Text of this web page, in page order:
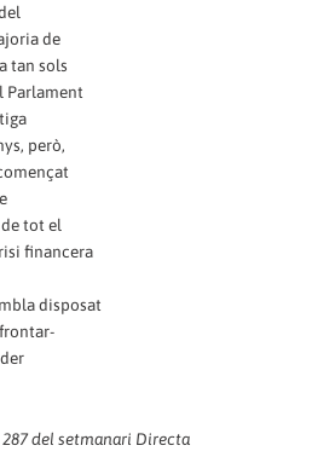
de
tan sols
Parlament
però,
tot el
financera
disposat
del setmanari Directa